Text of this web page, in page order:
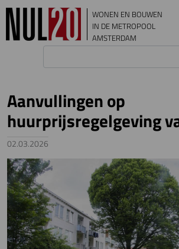
Overslaan en naar de inhoud gaan
WONEN EN BOUWEN
IN DE METROPOOL
AMSTERDAM
Aanvullingen op
huurprijsregelgeving
02.03.2026
Image